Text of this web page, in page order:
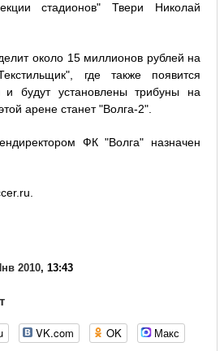
стадионов" Твери Николай
около 15 миллионов рублей на
где также появится
и будут установлены трибуны на
арене станет "Волга-2".
ФК "Волга" назначен
2010, 13:43
VK.com OK Макс